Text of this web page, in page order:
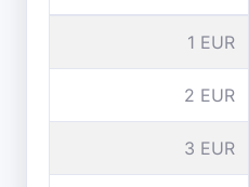
1 EUR
2 EUR
3 EUR